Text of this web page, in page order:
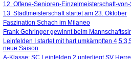
12. Offene-Senioren-Einzelmeisterschaft-
13. Stadtmeisterschaft startet am 23. Oktober
Faszination Schach im Milaneo
Frank Gehringer gewinnt beim
Leinfelden I startet mit hart umkämpften
neue Saison
A-Klasse: SC Leinfelden 2 unterliegt SV